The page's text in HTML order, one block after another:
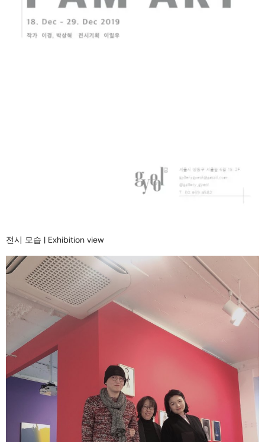
전시 모습 | Exhibition view